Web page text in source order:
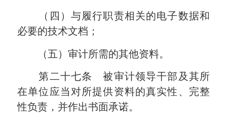
（四）与履行职责相关的电子数据和
必要的技术文档；
（五）审计所需的其他资料。
第二十七条 被审计领导干部及其所
在单位应当对所提供资料的真实性、完整
性负责，并作出书面承诺。